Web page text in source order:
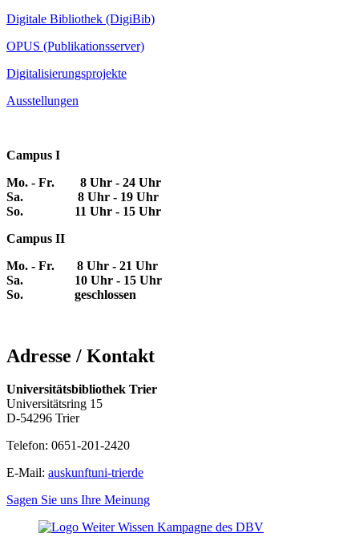
Digitale Bibliothek (DigiBib)
OPUS (Publikationsserver)
Digitalisierungsprojekte
Ausstellungen
Campus I
Mo. - Fr. 8 Uhr - 24 Uhr
Sa. 8 Uhr - 19 Uhr
So. 11 Uhr - 15 Uhr
Campus II
Mo. - Fr. 8 Uhr - 21 Uhr
Sa. 10 Uhr - 15 Uhr
So. geschlossen
Adresse / Kontakt
Universitätsbibliothek Trier
Universitätsring 15
D-54296 Trier
Telefon: 0651-201-2420
E-Mail: auskunftuni-trierde
Sagen Sie uns Ihre Meinung